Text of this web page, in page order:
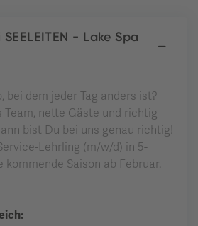
- Lake Spa
bei dem jeder Tag anders ist?
Team, nette Gäste und richtig
bist Du bei uns genau richtig!
Lehrling (m/w/d) in 5-
kommende Saison ab Februar.